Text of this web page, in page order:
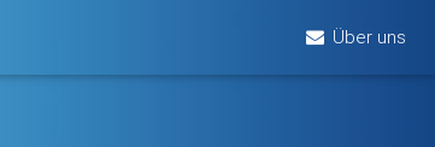
Über uns